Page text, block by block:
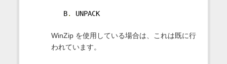
B. UNPACK
WinZip を使用している場合は、これは既に行
われています。